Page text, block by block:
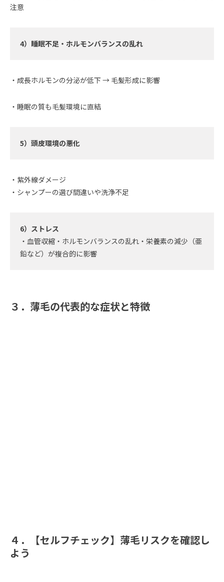
注意
4）睡眠不足・ホルモンバランスの乱れ
・成長ホルモンの分泌が低下 → 毛髪形成に影響
・睡眠の質も毛髪環境に直結
5）頭皮環境の悪化
・紫外線ダメージ
・シャンプーの選び間違いや洗浄不足
6）ストレス
・血管収縮・ホルモンバランスの乱れ・栄養素の減少（亜
鉛など）が複合的に影響
３．薄毛の代表的な症状と特徴
４．【セルフチェック】薄毛リスクを確認し
よう